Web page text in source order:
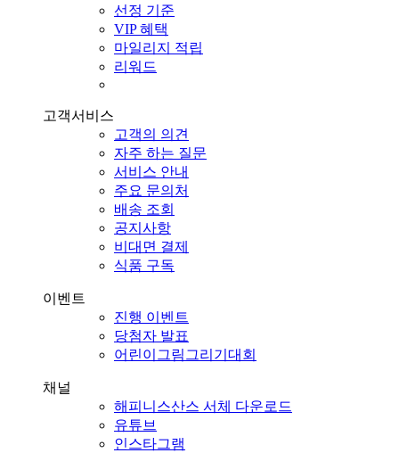
선정 기준
VIP 혜택
마일리지 적립
리워드
고객서비스
고객의 의견
자주 하는 질문
서비스 안내
주요 문의처
배송 조회
공지사항
비대면 결제
식품 구독
이벤트
진행 이벤트
당첨자 발표
어린이그림그리기대회
채널
해피니스산스 서체 다운로드
유튜브
인스타그램